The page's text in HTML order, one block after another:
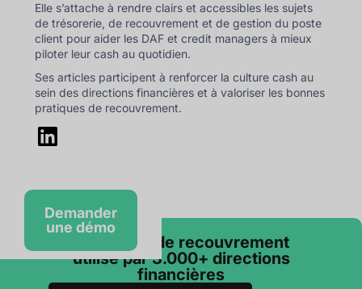
Elle s’attache à rendre clairs et accessibles les sujets
de trésorerie, de recouvrement et de gestion du poste
client pour aider les DAF et credit managers à mieux
piloter leur cash au quotidien.
Ses articles participent à renforcer la culture cash au
sein des directions financières et à valoriser les bonnes
pratiques de recouvrement.
Demander
une démo
Le logiciel de recouvrement
utilisé par 3.000+ directions
financières